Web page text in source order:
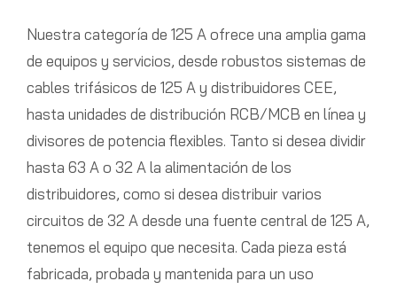
Nuestra categoría de 125 A ofrece una amplia gama
de equipos y servicios, desde robustos sistemas de
cables trifásicos de 125 A y distribuidores CEE,
hasta unidades de distribución RCB/MCB en línea y
divisores de potencia flexibles. Tanto si desea dividir
hasta 63 A o 32 A la alimentación de los
distribuidores, como si desea distribuir varios
circuitos de 32 A desde una fuente central de 125 A,
tenemos el equipo que necesita. Cada pieza está
fabricada, probada y mantenida para un uso